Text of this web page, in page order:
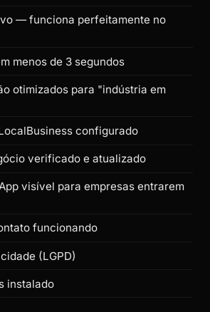
— funciona perfeitamente no
menos de 3 segundos
otimizados para "indústria em
configurado
verificado e atualizado
visível para empresas entrarem
funcionando
(LGPD)
instalado